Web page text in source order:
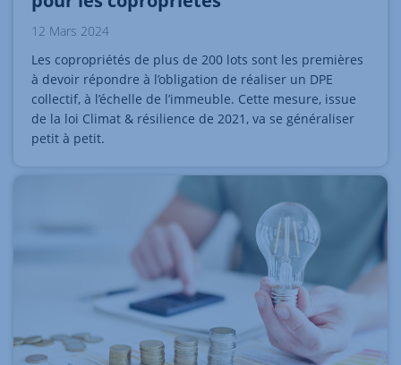
12 Mars 2024
Les copropriétés de plus de 200 lots sont les premières
à devoir répondre à l’obligation de réaliser un DPE
collectif, à l’échelle de l’immeuble. Cette mesure, issue
de la loi Climat & résilience de 2021, va se généraliser
petit à petit.